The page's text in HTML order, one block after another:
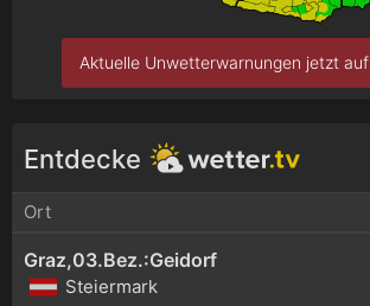
Aktuelle Unwetterwarnungen jetzt auf
Entdecke
Ort
Graz,03.Bez.:Geidorf
Steiermark